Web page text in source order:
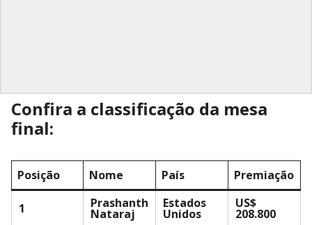
Confira a classificação da mesa
final:
Posição Nome País Premiação
1 Prashanth
Nataraj
Estados
Unidos
US$
208.800